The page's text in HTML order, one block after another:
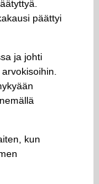
päättyi
ja johti
kun